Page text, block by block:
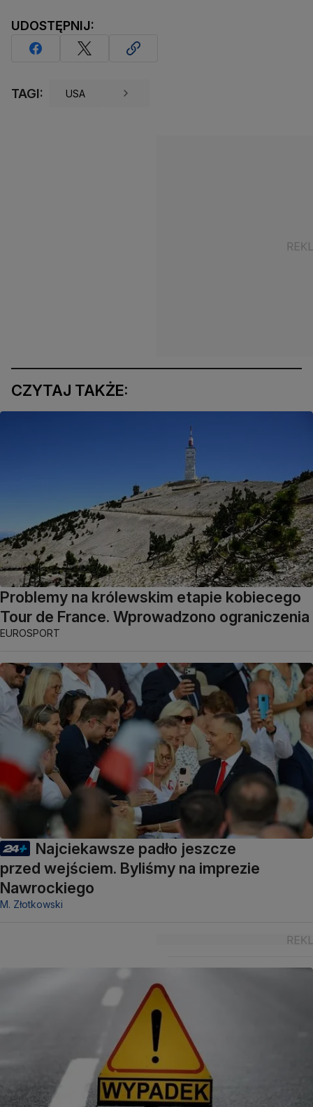
UDOSTĘPNIJ:
TAGI: USA
CZYTAJ TAKŻE:
Problemy na królewskim etapie kobiecego
Tour de France. Wprowadzono ograniczenia
EUROSPORT
Najciekawsze padło jeszcze
przed wejściem. Byliśmy na imprezie
Nawrockiego
M. Złotkowski